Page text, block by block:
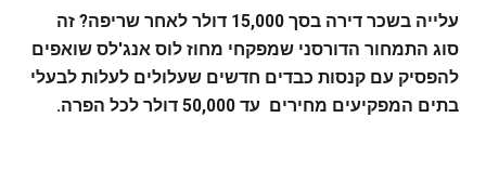
עלייה בשכר דירה בסך 15,000 דולר לאחר שריפה? זה
סוג התמחור הדורסני שמפקחי מחוז לוס אנג'לס שואפים
להפסיק עם קנסות כבדים חדשים שעלולים לעלות לבעלי
בתים המפקיעים מחירים עד 50,000 דולר לכל הפרה.